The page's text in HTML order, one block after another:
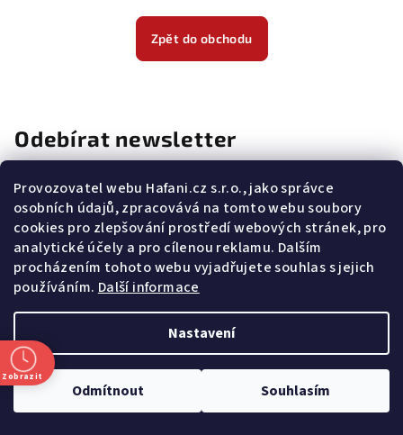
Provozovatel webu Hafani.cz s.r.o., jako správce
osobních údajů, zpracovává na tomto webu soubory
cookies pro zlepšování prostředí webových stránek, pro
analytické účely a pro cílenou reklamu. Dalším
procházením tohoto webu vyjadřujete souhlas s jejich
používáním. Další informace
Nastavení
Odmítnout Souhlasím
Zpět do obchodu
Odebírat newsletter
E-mail
Potvrzuji souhlas svšeobecnými obchodními podmínkamia
spodmínkami zpracovávání a ochrany osobních údajů
Přihlásit se
á
p
Hafani.cz. Všechna práva vyhrazena.
Vytvořil Shoptet
Zobrazit